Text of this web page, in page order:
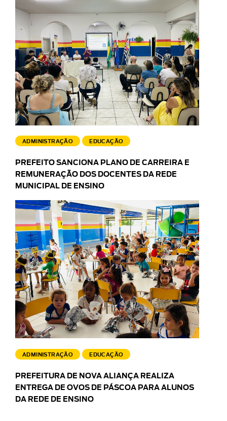
ADMINISTRAÇÃO EDUCAÇÃO
PREFEITO SANCIONA PLANO DE CARREIRA E
REMUNERAÇÃO DOS DOCENTES DA REDE
MUNICIPAL DE ENSINO
ADMINISTRAÇÃO EDUCAÇÃO
PREFEITURA DE NOVA ALIANÇA REALIZA
ENTREGA DE OVOS DE PÁSCOA PARA ALUNOS
DA REDE DE ENSINO